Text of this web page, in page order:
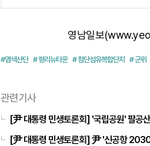
영남일보
#염색산단 # 평리뉴타운 # 첨단섬유복합단지 # 군위
관련기사
[尹 대통령 민생토론회] '국립공원' 팔공
[尹 대통령 민생토론회] 尹 '신공항